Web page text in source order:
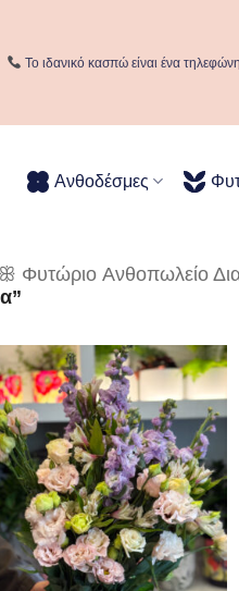
Το ιδανικό κασπώ είναι ένα
Ανθοδέσμες
Aνθοπωλείο